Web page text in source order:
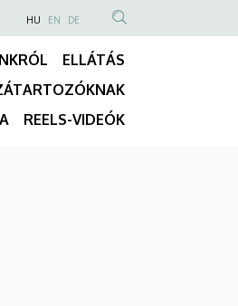
NYELVVÁLASZTÓ
HU EN DE
TARTALOM
KERESÉSE
ELLÁTÁS
REELS-VIDEÓK